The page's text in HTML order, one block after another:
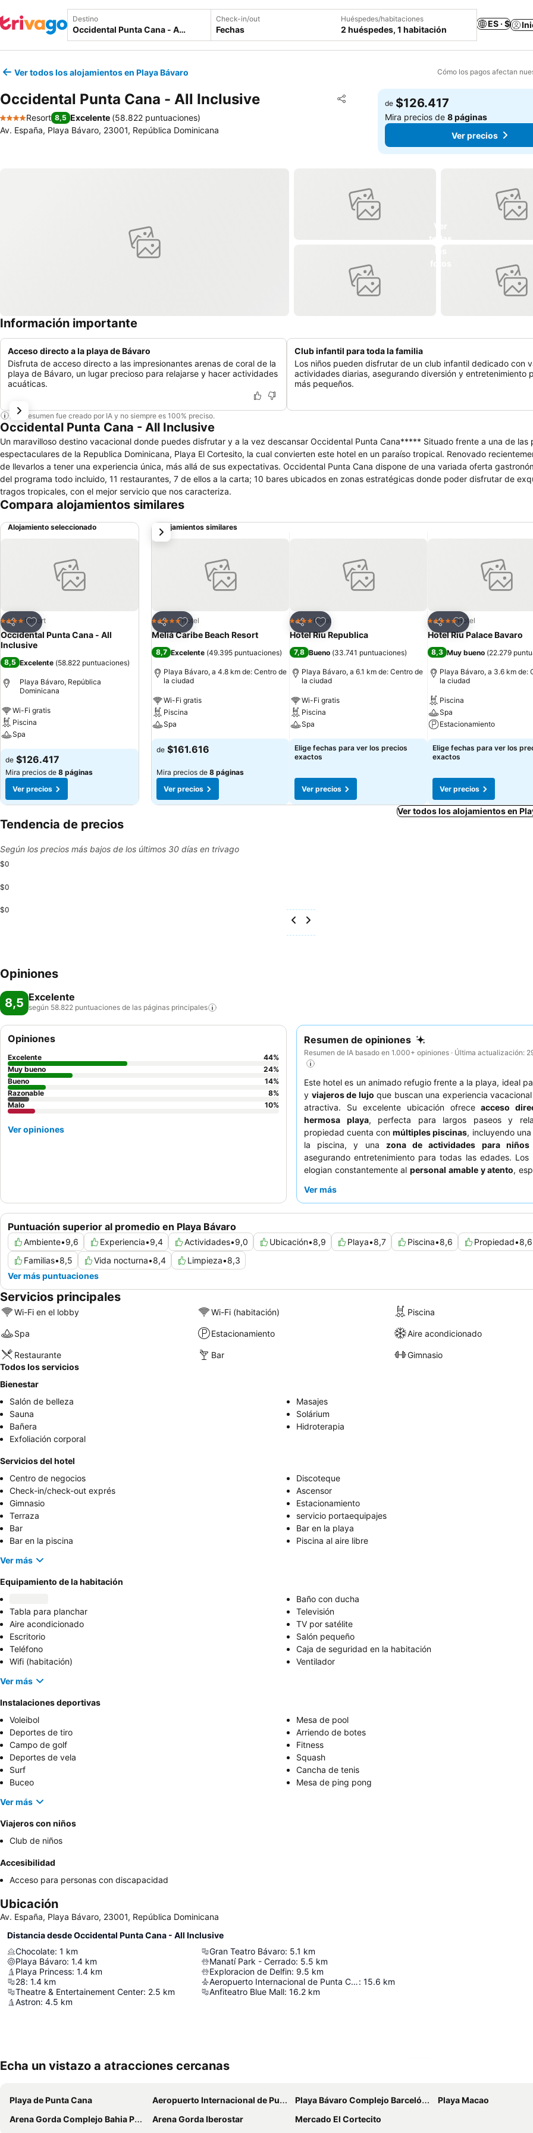
Destino Check-in/out
Fechas
Huéspedes/habitaciones
2 huéspedes, 1 habitación
ES · $
Ver todos los alojamientos en Playa Bávaro Cómo los pagos afectan
Occidental Punta Cana - All Inclusive Compartir
Agregar a favoritos
4 Estrellas
Resort 8,5 Excelente (58.822 puntuaciones)
Av. España, Playa Bávaro, 23001, República Dominicana
de $126.417
Mira precios de8 páginas
Ver precios
Información importante
Acceso directo a la playa de Bávaro
Disfruta de acceso directo a las impresionantes arenas de coral de la
playa de Bávaro, un lugar precioso para relajarse y hacer actividades
acuáticas.
Club infantil para toda la familia
Los niños pueden disfrutar de un club infantil dedicado con
actividades diarias, asegurando diversión y entretenimiento
más pequeños.
Este resumen fue creado por IA y no siempre es 100% preciso.
Occidental Punta Cana - All Inclusive
Un maravilloso destino vacacional donde puedes disfrutar y a la vez descansar Occidental Punta Cana***** Situado frente a una de las
espectaculares de la Republica Dominicana, Playa El Cortesito, la cual convierten este hotel en un paraíso tropical. Renovado
de llevarlos a tener una experiencia única, más allá de sus expectativas. Occidental Punta Cana dispone de una variada oferta
del programa todo incluido, 11 restaurantes, 7 de ellos a la carta; 10 bares ubicados en zonas estratégicas donde poder disfrutar de
tragos tropicales, con el mejor servicio que nos caracteriza.
Compara alojamientos similares
Alojamiento seleccionado
Compartir
Agregar a favoritos
4 EstrellasResort
Occidental Punta Cana - All
Inclusive
8,5 Excelente (58.822 puntuaciones)
Playa Bávaro, República
Dominicana
Wi-Fi gratis
Piscina
Spa
de $126.417
Mira precios de 8 páginas
Ver precios
Alojamientos similares
Compartir
Agregar a favoritos
5 EstrellasHotel
Meliá Caribe Beach Resort
8,7 Excelente (49.395 puntuaciones)
Playa Bávaro, a 4.8 km de: Centro de
la ciudad
Wi-Fi gratis
Piscina
Spa
de $161.616
Mira precios de 8 páginas
Ver precios
Compartir
Agregar a favoritos
4 EstrellasHotel
Hotel Riu Republica
7,8 Bueno (33.741 puntuaciones)
Playa Bávaro, a 6.1 km de: Centro de
la ciudad
Wi-Fi gratis
Piscina
Spa
Elige fechas para ver los precios
exactos
Ver precios
Compartir
Agregar a
5 EstrellasHotel
Hotel Riu Palace Bavaro
8,3 Muy bueno (22.279
Playa Bávaro, a 3.6 km de:
la ciudad
Piscina
Spa
Estacionamiento
Elige fechas para ver los
exactos
Ver precios
siguiente
Ver todos los alojamientos en
Tendencia de precios
Según los precios más bajos de los últimos 30 días en trivago
$0
$0
$0
Opiniones
8,5 Excelente
según 58.822 puntuaciones de las páginas principales
Resumen de opiniones
Resumen de IA basado en 1.000+ opiniones · Última actualización:
Este hotel es un animado refugio frente a la playa, ideal
y viajeros de lujo que buscan una experiencia
atractiva. Su excelente ubicación ofreceacceso
hermosa playa, perfecta para largos paseos y
propiedad cuenta conmúltiples piscinas, incluyendo
la piscina, y una zona de actividades para niños
asegurando entretenimiento para todas las edades. Los
elogian constantemente alpersonal amable y atento,
su amplia selección. Para una experiencia superior,
dedicada.
Ver más
Puntuación superior al promedio en Playa Bávaro
Ambiente•9,6 Experiencia•9,4 Actividades•9,0 Ubicación•8,9 Playa•8,7 Piscina•8,6 Propiedad•8,6
Familias•8,5 Vida nocturna•8,4 Limpieza•8,3
Ver más puntuaciones
Opiniones
Excelente 44%
Muy bueno
24%
Bueno
14%
Razonable
8%
Malo
10%
Ver opiniones
Servicios principales
Wi-Fi en el lobby Wi-Fi (habitación) Piscina
Spa Estacionamiento Aire acondicionado
Restaurante Bar
Gimnasio
Todos los servicios
Bienestar
Salón de belleza
Masajes
Sauna
Solárium
Bañera
Hidroterapia
Exfoliación corporal
Servicios del hotel
Centro de negocios
Discoteque
Check-in/check-out exprés
Ascensor
Gimnasio
Estacionamiento
Terraza
servicio portaequipajes
Bar
Bar en la playa
Bar en la piscina
Piscina al aire libre
Ver más
Equipamiento de la habitación
Baño con ducha
Tabla para planchar
Televisión
Aire acondicionado
TV por satélite
Escritorio
Salón pequeño
Teléfono
Caja de seguridad en la habitación
Wifi (habitación)
Ventilador
Ver más
Instalaciones deportivas
Voleibol
Mesa de pool
Deportes de tiro
Arriendo de botes
Campo de golf
Fitness
Deportes de vela
Squash
Surf
Cancha de tenis
Buceo
Mesa de ping pong
Ver más
Viajeros con niños
Club de niños
Accesibilidad
Acceso para personas con discapacidad
Ubicación
Av. España, Playa Bávaro, 23001, República Dominicana
Distancia desde Occidental Punta Cana - All Inclusive
Chocolate: 1 km
Playa Bávaro: 1.4 km
Playa Princess: 1.4 km
28: 1.4 km
Theatre & Entertainement Center: 2.5 km
Astron: 4.5 km
Gran Teatro Bávaro: 5.1 km
Manatí Park - Cerrado: 5.5 km
Exploracion de Delfin: 9.5 km
Aeropuerto Internacional de Punta Cana: 15.6 km
Anfiteatro Blue Mall: 16.2 km
Echa un vistazo a atracciones cercanas
Playa de Punta Cana Aeropuerto Internacional de Punta Cana Playa Bávaro Complejo Barceló Bávaro
Playa Macao
Arena Gorda Complejo Bahia Principe Bavaro
Arena Gorda Iberostar Mercado El Cortecito